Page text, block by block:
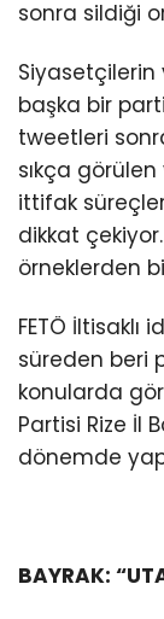
sonra sildiği
başka bir
tweetleri
sıkça
ittifak
dikkat
örneklerden
FETÖ
süreden beri
konularda
Partisi Rize İl
dönemde
BAYRAK: